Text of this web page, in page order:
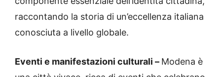
raccontando la storia di un’eccellenza italiana
conosciuta a livello globale.
Eventi e manifestazioni culturali – Modena è